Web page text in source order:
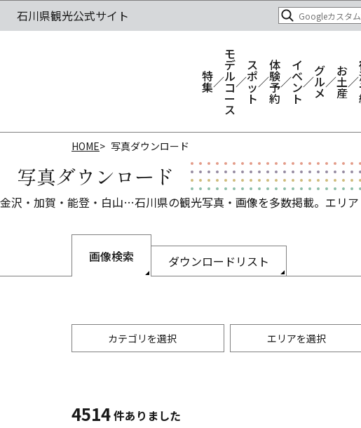
特
集
モ
デ
ル
コ
ー
ス
ス
ポ
ッ
ト
体
験
予
約
イ
ベ
ン
ト
グ
ル
メ
お
土
産
HOME 写真ダウンロード
写真ダウンロード
金沢・加賀・能登・白山…石川県の観光写真・画像を多数掲載。エリ
画像検索 ダウンロードリスト
カテゴリを選択 エリアを選択
4514件ありました